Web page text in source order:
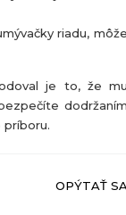
riadu, môže
je to, že mu
dodržaním
OPÝTAŤ SA